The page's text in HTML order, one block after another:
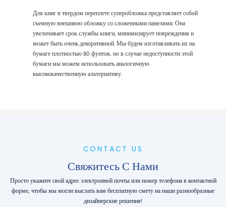
Для книг в твердом переплете суперобложка представляет собой
съемную внешнюю обложку со сложенными панелями. Она
увеличивает срок службы книги, минимизирует повреждения и
может быть очень декоративной. Мы будем изготавливать их на
бумаге плотностью 80 фунтов, но в случае недоступности этой
бумаги мы можем использовать аналогичную
высококачественную альтернативу.
CONTACT US
Свяжитесь С Нами
Просто укажите свой адрес электронной почты или номер телефона в контактной
форме, чтобы мы могли выслать вам бесплатную смету на наши разнообразные
дизайнерские решения!